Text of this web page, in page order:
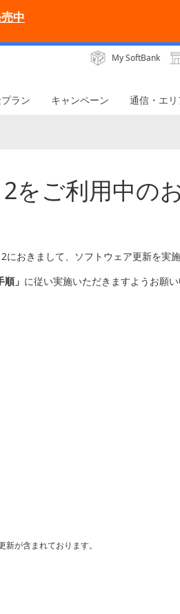
中
My SoftBank
ラン キャンペーン 通信・エリ
をご利用中の
おきまして、ソフトウェア更新を実施
」 に従い実施いただきますようお願い
が含まれております。